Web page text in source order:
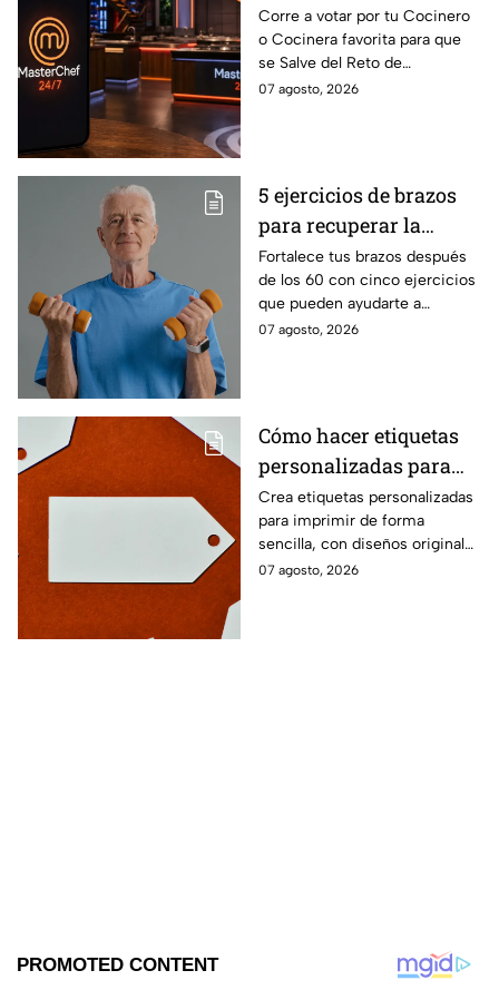
MasterChef 24/7 para
que salves a un
Cocinero del Reto de
Eliminación de este
Corre a votar por tu Cocinero
o Cocinera favorita para que
se Salve del Reto de
Eliminación de MasterChef
07 agosto, 2026
5 ejercicios de brazos
para recuperar la
fuerza después de los
60
Fortalece tus brazos después
de los 60 con cinco ejercicios
que pueden ayudarte a
recuperar fuerza, movilidad y
07 agosto, 2026
Cómo hacer etiquetas
personalizadas para
imprimir
Crea etiquetas personalizadas
para imprimir de forma
sencilla, con diseños originales
y detalles adaptados a tus
07 agosto, 2026